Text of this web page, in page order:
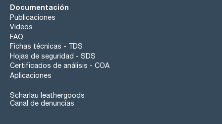
Documentación
Publicaciones
Videos
FAQ
Fichas técnicas - TDS
Hojas de seguridad - SDS
Certificados de análisis - COA
Aplicaciones
Scharlau leathergoods
Canal de denuncias